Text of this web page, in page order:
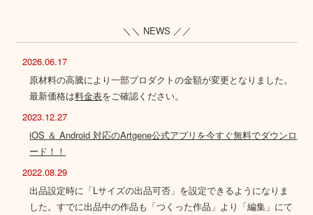
＼＼ NEWS ／／
2026.06.17
原材料の高騰により一部プロダクトの金額が変更となりました。
最新価格は料金表をご確認ください。
2023.12.27
iOS ＆ Android 対応のArtgene公式アプリを今すぐ無料でダウンロ
ード！！
2022.08.29
出品設定時に「Lサイズの出品可否」を設定できるようになりま
した。すでに出品中の作品も「つくった作品」より「編集」にて